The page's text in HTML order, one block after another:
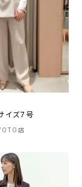
イズ7号
店